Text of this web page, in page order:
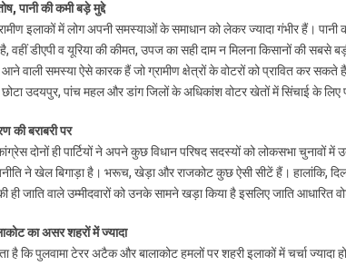
पानी की कमी बड़े मुद्दे
इलाकों में लोग अपनी समस्‍याओं के समाधान को लेकर ज्‍यादा गंभीर हैं। पानी
वहीं डीएपी व यूरिया की कीमत, उपज का सही दाम न मिलना किसानों की सबसे
वाली समस्‍या ऐसे कारक हैं जो ग्रामीण क्षेत्रों के वोटरों को प्रावित कर
छोटा उदयपुर, पांच महल और डांग जिलों के अधिकांश वोटर खेतों में सिंचाई के लिए
की बराबरी पर
दोनों ही पार्टियों ने अपने कुछ विधान परिषद सदस्‍यों को लोकसभा चुनावों में
ने खेल बिगाड़ा है। भरूच, खेड़ा और राजकोट कुछ ऐसी सीटें हैं। हालांकि,
ही जाति वाले उम्‍मीदवारों को उनके सामने खड़ा किया है इसलिए जाति आधारित
का असर शहरों में ज्‍यादा
है कि पुलवामा टेरर अटैक और बालाकोट हमलों पर शहरी इलाकों में चर्चा ज्‍यादा